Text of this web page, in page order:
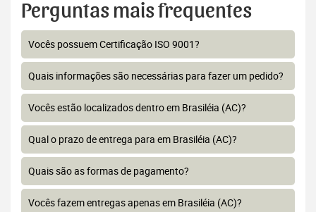
Perguntas mais frequentes
Vocês possuem Certificação ISO 9001?
Quais informações são necessárias para fazer um pedido?
Vocês estão localizados dentro em Brasiléia (AC)?
Qual o prazo de entrega para em Brasiléia (AC)?
Quais são as formas de pagamento?
Vocês fazem entregas apenas em Brasiléia (AC)?